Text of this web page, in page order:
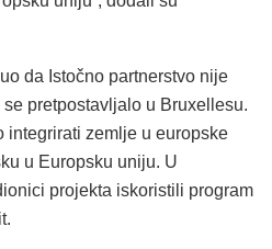
da Istočno partnerstvo nije
pretpostavljalo u Bruxellesu.
integrirati zemlje u europske
u Europsku uniju. U
projekta iskoristili program